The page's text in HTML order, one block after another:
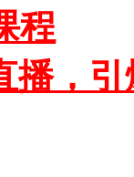
程
播，